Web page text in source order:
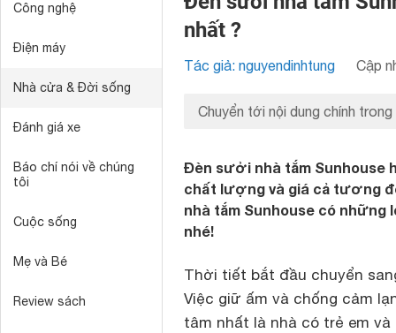
Công nghệ
Điện máy
Nhà cửa & Đời sống
Đánh giá xe
Báo chí nói về chúng
tôi
Cuộc sống
Mẹ và Bé
Review sách
nhất ?
Tác giả: nguyendinhtung Cập
Chuyển tới nội dung chính trong
Đèn sưởi nhà tắm Sunhouse
chất lượng và giá cả tương
nhà tắm Sunhouse có những
nhé!
Thời tiết bắt đầu chuyển
Việc giữ ấm và chống cảm
tâm nhất là nhà có trẻ em và